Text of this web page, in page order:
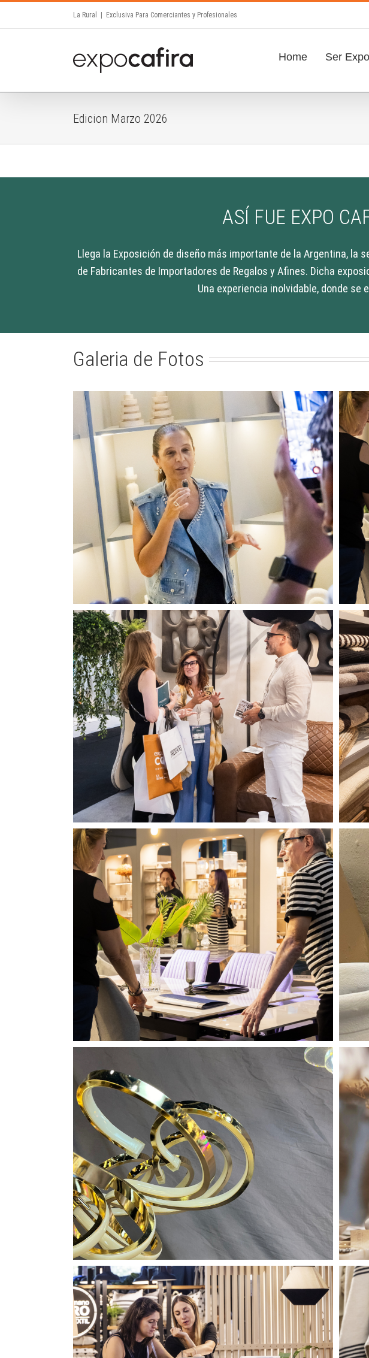
La Rural Exclusiva Para Comerciantes y Profesionales
Search
Home Ser
Edicion Marzo 2026
ASÍ FUE EXPO
Llega la Exposición de diseño más importante de la Argentina, la
de Fabricantes de Importadores de Regalos y Afines. Dicha
Una experiencia inolvidable, donde se
Galeria de Fotos